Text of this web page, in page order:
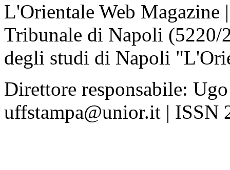
L'Orientale Web Magazine
Tribunale di Napoli
degli studi di Napoli
Direttore responsabile:
uffstampa@unior.it | ISSN